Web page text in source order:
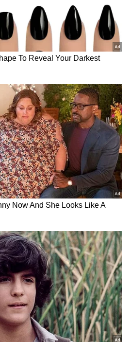
ಮಾಡಿದ್ರೆ 'ನಾನು ಕನ್ನಡಿಗ' ಅಂತ
ಹೇಳೋದ್ ಹ್ಯಾಗೆ? BBK
ಸ್ಪರ್ಧಿಯ ಕಣ್ಣೀರು!
ಹೀರೋಯಿನ್ ಇಲ್ಲ, ಮೇಕಪ್
ಇಲ್ಲ.. ಆದರೂ ಗಮನ
ಪ್ರಾಣ":
ಶೆಟ್ಟಿ | Rishab
News
TAX ಇಳಿಕೆ: ಮೋದಿ-
| India US